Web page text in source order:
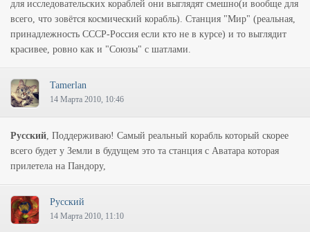
для исследовательских кораблей они выглядят смешно(и вообще для
всего, что зовётся космический корабль). Станция "Мир" (реальная,
принадлежность СССР-Россия если кто не в курсе) и то выглядит
красивее, ровно как и "Союзы" с шатлами.
Tamerlan
14 Марта 2010, 10:46
Русский, Поддерживаю! Самый реальный корабль который скорее
всего будет у Земли в будущем это та станция с Аватара которая
прилетела на Пандору,
Русский
14 Марта 2010, 11:10